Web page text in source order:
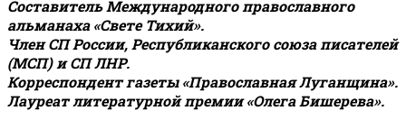
Составитель Международного православного
альманаха «Свете Тихий».
Член СП России, Республиканского союза писателей
(МСП) и СП ЛНР.
Корреспондент газеты «Православная Луганщина».
Лауреат литературной премии «Олега Бишерева».